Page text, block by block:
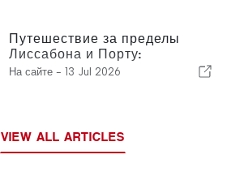
Путешествие за пределы
Лиссабона и Порту:
путеводитель по северу
На сайте - 13 Jul 2026
VIEW ALL ARTICLES